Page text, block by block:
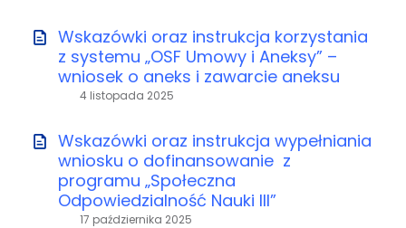
Wskazówki oraz instrukcja korzystania
z systemu „OSF Umowy i Aneksy” –
wniosek o aneks i zawarcie aneksu
4 listopada 2025
Wskazówki oraz instrukcja wypełniania
wniosku o dofinansowanie z
programu „Społeczna
Odpowiedzialność Nauki III”
17 października 2025